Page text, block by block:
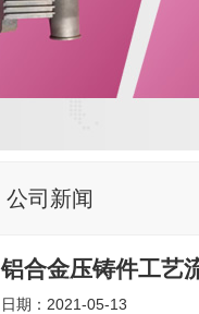
公司新闻
铝合金压铸件工艺
日期：2021-05-13